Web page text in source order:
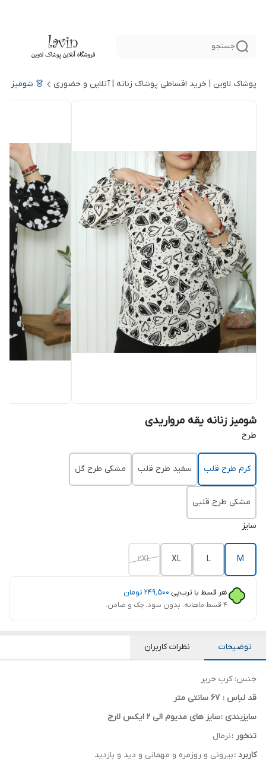
جستجو
پوشاک لاوین | خرید اقساطی پوشاک زنانه | آنلاین و حضوری 👗 شومیز
شومیز زنانه یقه مرواریدی
طرح
کرم طرح قلب سفید طرح قلب مشکی طرح گل
مشکی طرح قلبی
سایز
M
L
XL
2XL
هر قسط با ترب‌پی:۲۴۹٬۵۰۰ تومان
۴ قسط ماهانه. بدون سود، چک و ضامن.
توضیحات نظرات کاربران
جنس: کرپ حریر
قد لباس : 67 سانتی متر
سایزبندی :سایز های مدیوم الی 2 ایکس لارج
تنخور :نرمال
کاربرد :بیرونی و روزمره و مهمانی و دید و بازدید